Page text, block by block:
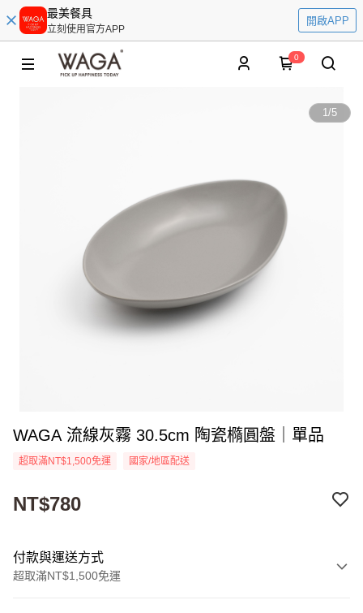
最美餐具
立刻使用官方APP
開啟APP
0
1/5
WAGA 流線灰霧 30.5cm 陶瓷橢圓盤｜單品
超取滿NT$1,500免運 國家/地區配送
NT$780
付款與運送方式
超取滿NT$1,500免運